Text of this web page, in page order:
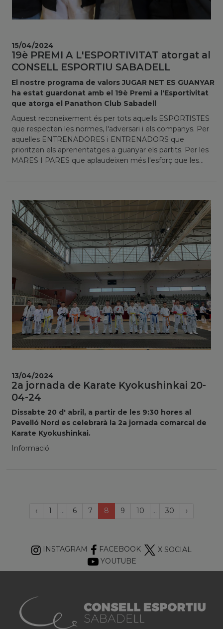
19è PREMI A L'ESPORTIVITAT atorgat al
CONSELL ESPORTIU SABADELL
El nostre programa de valors JUGAR NET ES GUANYAR
ha estat guardonat amb el 19è Premi a l'Esportivitat
que atorga el Panathon Club Sabadell
Aquest reconeixement és per tots aquells ESPORTISTES
que respecten les normes, l'adversari i els companys. Per
aquelles ENTRENADORES i ENTRENADORS que
prioritzen els aprenentatges a guanyar els partits. Per les
MARES I PARES que aplaudeixen més l'esforç que les...
15/04/2024
2a jornada de Karate Kyokushinkai 20-
04-24
Dissabte 20 d' abril, a partir de les 9:30 hores al
Pavelló Nord es celebrarà la 2a jornada comarcal de
Karate Kyokushinkai.
Informació
13/04/2024
‹Página
1 ... 6 7 8 (current)
9 10 ... 30 ›Próxima
INSTAGRAM FACEBOOK
X SOCIAL
YOUTUBE